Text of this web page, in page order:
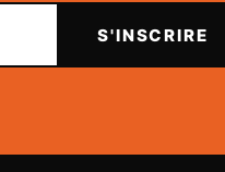
S'INSCRIRE